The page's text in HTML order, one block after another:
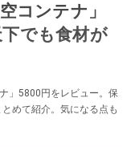
コンテナ」
でも食材が
」5800円をレビュー。保
めて紹介。気になる点も